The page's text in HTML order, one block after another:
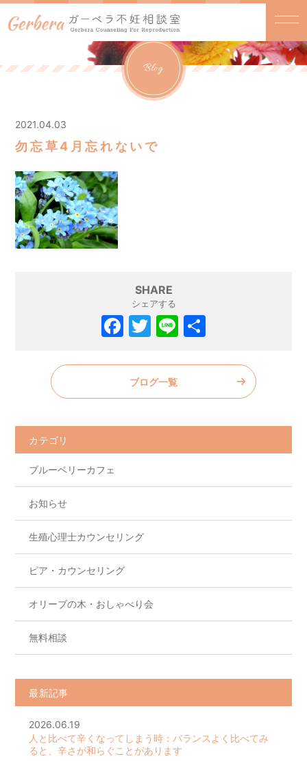
Blog
2021.04.03
勿忘草4月忘れないで
SHARE
シェアする
F
c
e
o
o
k
T
itt
er
Li
e
ブログ一覧
カテゴリ
ブルーベリーカフェ
お知らせ
生殖心理士カウンセリング
ピア・カウンセリング
オリーブの木・おしゃべり会
無料相談
最新記事
2026.06.19
人と比べて辛くなってしまう時：バランスよく比べてみ
ると、辛さが和らぐことがあります